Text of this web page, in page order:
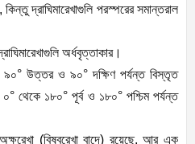
দ্রাঘিমারেখাগুলি পরস্পরের সমান্তরাল
অর্ধবৃত্তাকার।
৯০° উত্তর ও ৯০° দক্ষিণ পর্যন্ত বিস্তৃত
০° থেকে ১৮০° পূর্ব ও ১৮০° পশ্চিম পর্যন্ত
(বিষুবরেখা বাদে) রয়েছে, আর এক